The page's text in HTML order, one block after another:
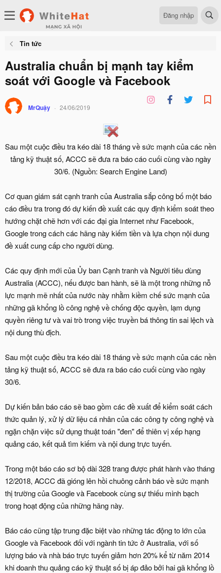
Đăng nhập
Tin tức
Australia chuẩn bị mạnh tay kiểm
soát với Google và Facebook
MrQuậy 24/06/2019
Sau một cuộc điều tra kéo dài 18 tháng về sức mạnh của các nền
tảng kỹ thuật số, ACCC sẽ đưa ra báo cáo cuối cùng vào ngày
30/6. (Nguồn: Search Engine Land)
Cơ quan giám sát cạnh tranh của Australia sắp công bố một báo
cáo điều tra trong đó dự kiến đề xuất các quy định kiểm soát theo
hướng chặt chẽ hơn với các đại gia Internet như Facebook,
Google trong cách các hãng này kiếm tiền và lựa chọn nội dung
đề xuất cung cấp cho người dùng.
Các quy định mới của Ủy ban Cạnh tranh và Người tiêu dùng
Australia (ACCC), nếu được ban hành, sẽ là một trong những nỗ
lực mạnh mẽ nhất của nước này nhằm kiềm chế sức mạnh của
những gã khổng lồ công nghệ về chống độc quyền, lạm dụng
quyền riêng tư và vai trò trong việc truyền bá thông tin sai lệch và
nội dung thù địch.
Sau một cuộc điều tra kéo dài 18 tháng về sức mạnh của các nền
tảng kỹ thuật số, ACCC sẽ đưa ra báo cáo cuối cùng vào ngày
30/6.
Dự kiến bản báo cáo sẽ bao gồm các đề xuất để kiểm soát cách
thức quản lý, xử lý dữ liệu cá nhân của các công ty công nghệ và
ngặn chặn việc sử dụng thuật toán "đen" để thiên vị xếp hạng
quảng cáo, kết quả tìm kiếm và nội dung trực tuyến.
Trong một báo cáo sơ bộ dài 328 trang được phát hành vào tháng
12/2018, ACCC đã gióng lên hồi chuông cảnh báo về sức mạnh
thị trường của Google và Facebook cùng sự thiếu minh bạch
trong hoạt động của những hãng này.
Báo cáo cũng tập trung đặc biệt vào những tác động to lớn của
Google và Facebook đối với ngành tin tức ở Australia, với số
lượng báo và nhà báo trực tuyến giảm hơn 20% kể từ năm 2014
khi doanh thu quảng cáo kỹ thuật số bị áp đảo bởi hai gã khổng lồ